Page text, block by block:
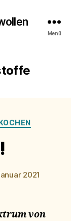
Menü
2021
von